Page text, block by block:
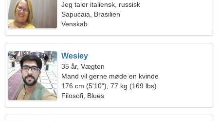
Jeg taler italiensk, russisk
Sapucaia, Brasilien
Venskab
Wesley
35 år, Vægten
Mand vil gerne møde en kvinde
176 cm (5'10"), 77 kg (169 lbs)
Filosofi, Blues